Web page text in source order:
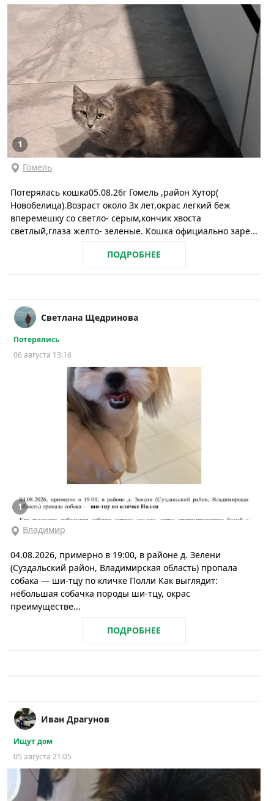
1
Гомель
Потерялась кошка05.08.26г Гомель ,район Хутор(
Новобелица).Возраст около Зх лет,окрас легкий беж
вперемешку со светло- серым,кончик хвоста
светлый,глаза желто- зеленые. Кошка официально заре...
ПОДРОБНЕЕ
Светлана Щедринова
Потерялись
06 августа 13:16
1
Владимир
04.08.2026, примерно в 19:00, в районе д. Зелени
(Суздальский район, Владимирская область) пропала
собака — ши-тцу по кличке Полли Как выглядит:
небольшая собачка породы ши-тцу, окрас
преимуществе...
ПОДРОБНЕЕ
Иван Драгунов
Ищут дом
05 августа 21:05